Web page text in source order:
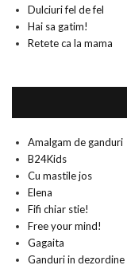
Dulciuri fel de fel
Hai sa gatim!
Retete ca la mama
Amalgam de ganduri
B24Kids
Cu mastile jos
Elena
Fifi chiar stie!
Free your mind!
Gagaita
Ganduri in dezordine